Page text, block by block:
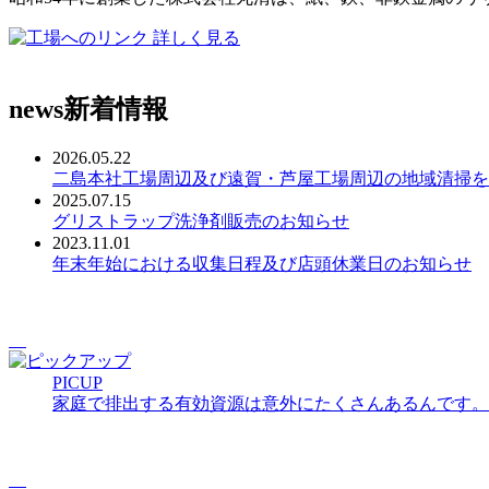
詳しく見る
news新着情報
2026.05.22
二島本社工場周辺及び遠賀・芦屋工場周辺の地域清掃を
2025.07.15
グリストラップ洗浄剤販売のお知らせ
2023.11.01
年末年始における収集日程及び店頭休業日のお知らせ
PICUP
家庭で排出する有効資源は意外にたくさんあるんです。